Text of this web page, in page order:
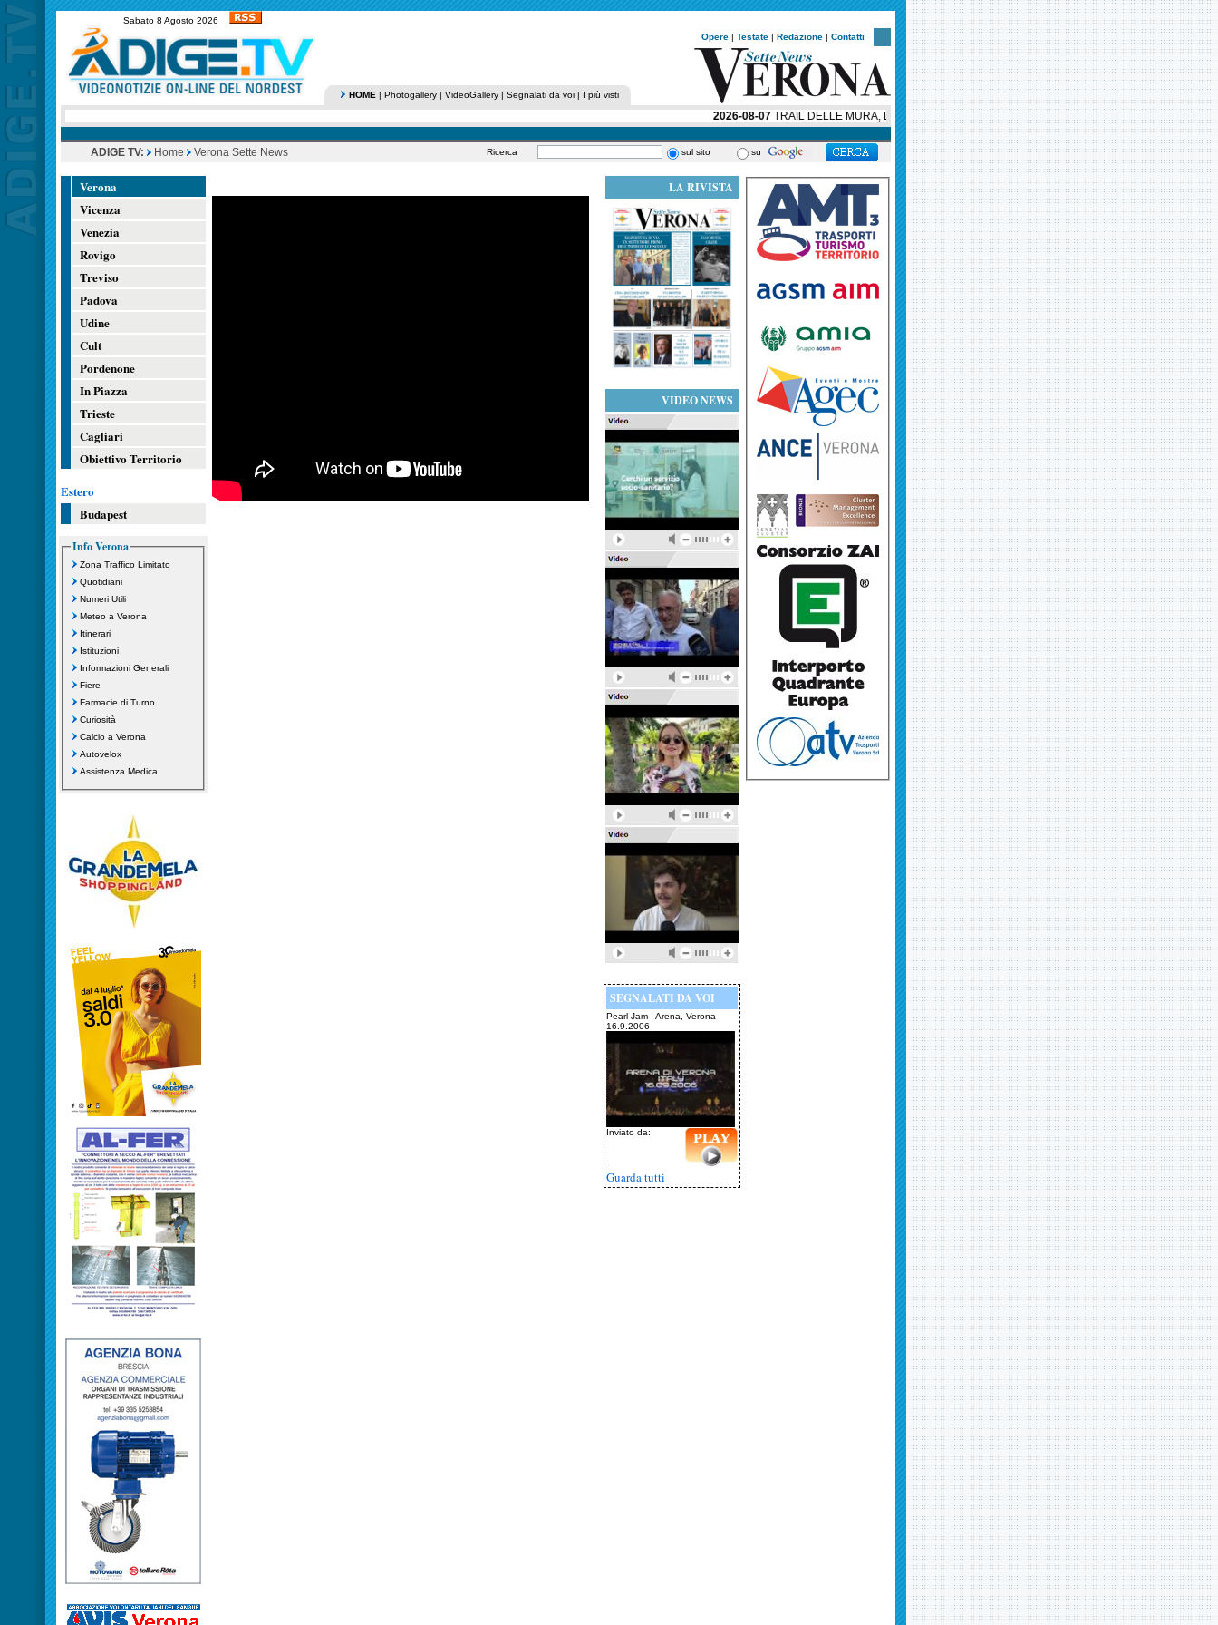
Sabato 8 Agosto 2026
Opere | Testate | Redazione | Contatti
HOME | Photogallery | VideoGallery | Segnalati da voi | I più visti
2026-08-07TRAIL DELLE MURA, LA NOTTE VERONESE CORRE CON UN NUOVO CUORE SOLIDALE
ADIGE TV: Home Verona Sette News Ricerca sul sito su
Verona
Vicenza
Venezia
Rovigo
Treviso
Padova
Udine
Cult
Pordenone
In Piazza
Trieste
Cagliari
Obiettivo Territorio
Estero
Budapest
Info Verona
Zona Traffico Limitato
Quotidiani
Numeri Utili
Meteo a Verona
Itinerari
Istituzioni
Informazioni Generali
Fiere
Farmacie di Turno
Curiosità
Calcio a Verona
Autovelox
Assistenza Medica
LA RIVISTA
VIDEO NEWS
SEGNALATI DA VOI
Pearl Jam - Arena, Verona
16.9.2006
Inviato da:
Guarda tutti